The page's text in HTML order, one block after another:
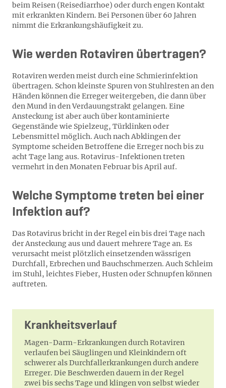
beim Reisen (Reisediarrhoe) oder durch engen Kontakt
mit erkrankten Kindern. Bei Personen über 60 Jahren
nimmt die Erkrankungshäufigkeit zu.
Wie werden Rotaviren übertragen?
Rotaviren werden meist durch eine Schmierinfektion
übertragen. Schon kleinste Spuren von Stuhlresten an den
Händen können die Erreger weitergeben, die dann über
den Mund in den Verdauungstrakt gelangen. Eine
Ansteckung ist aber auch über kontaminierte
Gegenstände wie Spielzeug, Türklinken oder
Lebensmittel möglich. Auch nach Abklingen der
Symptome scheiden Betroffene die Erreger noch bis zu
acht Tage lang aus. Rotavirus-Infektionen treten
vermehrt in den Monaten Februar bis April auf.
Welche Symptome treten bei einer
Infektion auf?
Das Rotavirus bricht in der Regel ein bis drei Tage nach
der Ansteckung aus und dauert mehrere Tage an. Es
verursacht meist plötzlich einsetzenden wässrigen
Durchfall, Erbrechen und Bauchschmerzen. Auch Schleim
im Stuhl, leichtes Fieber, Husten oder Schnupfen können
auftreten.
Krankheitsverlauf
Magen-Darm-Erkrankungen durch Rotaviren
verlaufen bei Säuglingen und Kleinkindern oft
schwerer als Durchfallerkrankungen durch andere
Erreger. Die Beschwerden dauern in der Regel
zwei bis sechs Tage und klingen von selbst wieder